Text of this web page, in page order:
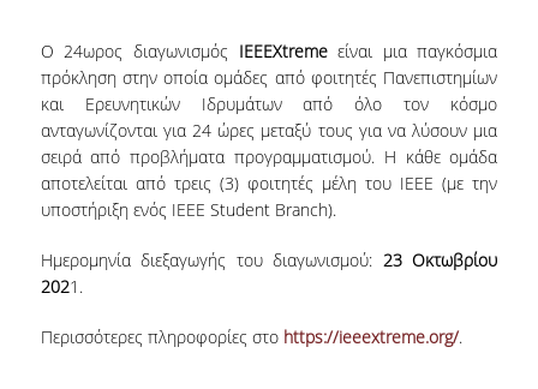
TESTIMONIALS ΔΙΑΚΡΙΣΕΩΝ
ΕΠΑΓΓΕΛΜΑΤΙΚΕΣ ΠΡΟΟΠΤΙΚΕΣ
ΓΙΑ ΜΑΘΗΤΕΣ ΛΥΚΕΙΟΥ
ΠΡΟΓΡΑΜΜΑ ΥΠΟΤΡΟΦΙΩΝ
ΚΡΙΤΗΡΙΑ ΚΑΙ ΔΙΑΔΙΚΑΣΙΑ ΕΠΙΛΟΓΗΣ
Ο 24ωρος διαγωνισμός IEEEXtremeείναι μια παγκόσμια
πρόκληση στην οποία ομάδες από φοιτητές Πανεπιστημίων
και Ερευνητικών Ιδρυμάτων από όλο τον κόσμο
ανταγωνίζονται για 24 ώρες μεταξύ τους για να λύσουν μια
σειρά από προβλήματα προγραμματισμού. Η κάθε ομάδα
αποτελείται από τρεις (3) φοιτητές μέλη του IEEE (με την
υποστήριξη ενός ΙΕΕΕ Student Branch).
Ημερομηνία διεξαγωγής του διαγωνισμού: 23 Οκτωβρίου
2021.
Περισσότερες πληροφορίες στο https://ieeextreme.org/.